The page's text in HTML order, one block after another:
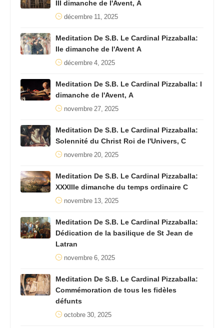
III dimanche de l'Avent, A
décembre 11, 2025
Meditation De S.B. Le Cardinal Pizzaballa:
IIe dimanche de l'Avent A
décembre 4, 2025
Meditation De S.B. Le Cardinal Pizzaballa: I
dimanche de l'Avent, A
novembre 27, 2025
Meditation De S.B. Le Cardinal Pizzaballa:
Solennité du Christ Roi de l'Univers, C
novembre 20, 2025
Meditation De S.B. Le Cardinal Pizzaballa:
XXXIIIe dimanche du temps ordinaire C
novembre 13, 2025
Meditation De S.B. Le Cardinal Pizzaballa:
Dédication de la basilique de St Jean de
Latran
novembre 6, 2025
Meditation De S.B. Le Cardinal Pizzaballa:
Commémoration de tous les fidèles
défunts
octobre 30, 2025